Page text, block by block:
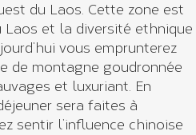
du Laos. Cette zone est
Laos et la diversité ethnique
vous emprunterez
de montagne goudronnée
et luxuriant. En
sera faites à
sentir l’influence chinoise